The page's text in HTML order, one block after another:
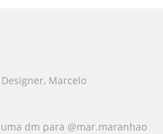
Marcelo
dm para @mar.maranhao